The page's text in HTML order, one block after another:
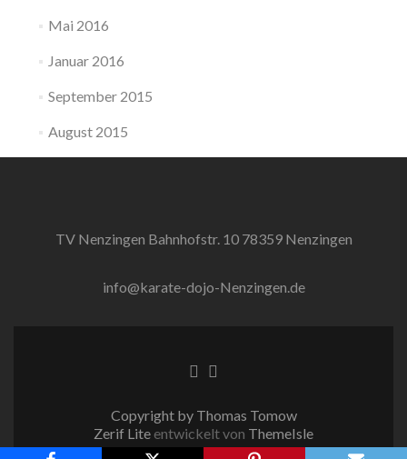
Mai 2016
Januar 2016
September 2015
August 2015
TV Nenzingen Bahnhofstr. 10 78359 Nenzingen
info@karate-dojo-Nenzingen.de
Facebook-
Twitter-
Copyright by Thomas Tomow
Zerif Lite entwickelt von ThemeIsle